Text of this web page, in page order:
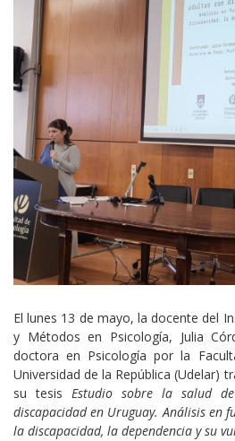
Cuerpo
El lunes 13 de mayo, la docente del
y Métodos en Psicología, Julia
doctora en Psicología por la
Universidad de la República (Udelar)
su tesis Estudio sobre la salud
discapacidad en Uruguay. Análisis en
la discapacidad, la dependencia y su